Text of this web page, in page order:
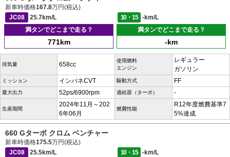
新車時価格167.8万円(税込)
JC08
25.7km/L 10・15
-km/L
満タンでどこまで走る？
771km
満タンでどこまで走る？
-km
排気量 658cc
使用燃料
エンジン
レギュラー
ガソリン
ミッション インパネCVT 駆動方式 FF
最大出力 52ps/6900rpm 過給器（ターボ） -
生産期間
2024年11月～202
6年06月
燃費性能
R12年度燃費基準7
5%達成
660 Gターボ クロム ベンチャー
新車時価格175.5万円(税込)
JC08
25.5km/L 10・15
-km/L